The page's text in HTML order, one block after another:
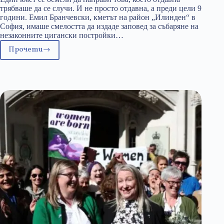
трябваше да се случи. И не просто отдавна, а преди цели 9
години. Емил Бранчевски, кметът на район „Илинден“ в
София, имаше смелостта да издаде заповед за събаряне на
незаконните цигански постройки…
ПрочетиФактите